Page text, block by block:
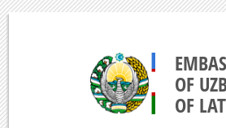
OF
OF